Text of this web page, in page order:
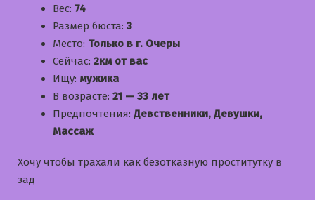
Вес: 74
Размер бюста: 3
Место: Только в г. Очеры
Сейчас: 2км от вас
Ищу: мужика
В возрасте: 21 — 33 лет
Предпочтения: Девственники, Девушки,
Массаж
Хочу чтобы трахали как безотказную проститутку в
зад